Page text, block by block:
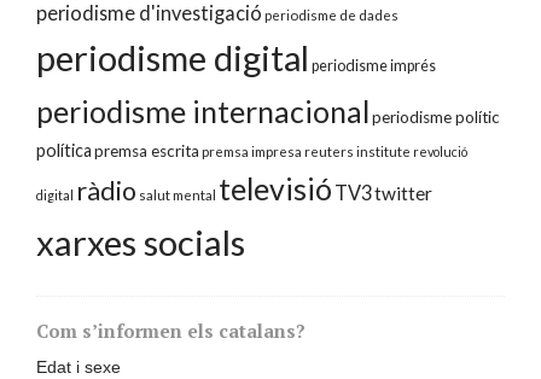
periodisme d'investigació periodisme de dades
periodisme digital periodisme imprés
periodisme internacionalperiodisme polític
políticapremsa escrita premsa impresa reuters institute revolució
digital ràdio salut mental televisió TV3twitter
xarxes socials
Com s’informen els catalans?
Edat i sexe